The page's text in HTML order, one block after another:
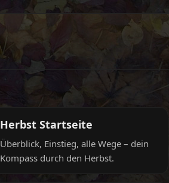
Herbst Startseite
Überblick, Einstieg, alle Wege – dein
Kompass durch den Herbst.